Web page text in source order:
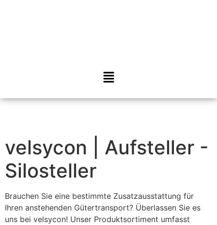
velsycon | Aufsteller -
Silosteller
Brauchen Sie eine bestimmte Zusatzausstattung für
Ihren anstehenden Gütertransport? Überlassen Sie es
uns bei velsycon! Unser Produktsortiment umfasst